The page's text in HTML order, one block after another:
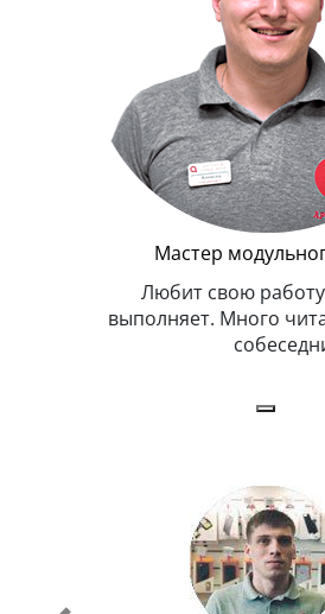
Мастер
Любит свою
выполняет. Много